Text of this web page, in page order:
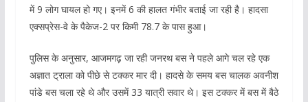
में 9 लोग घायल हो गए। इनमें 6 की हालत गंभीर बताई जा रही है। हादसा
एक्सप्रेस-वे के पैकेज-2 पर किमी 78.7 के पास हुआ।
पुलिस के अनुसार, आजमगढ़ जा रही जनरथ बस ने पहले आगे चल रहे एक
अज्ञात ट्राला को पीछे से टक्कर मार दी। हादसे के समय बस चालक अवनीश
पांडे बस चला रहे थे और उसमें 33 यात्री सवार थे। इस टक्कर में बस में बैठे